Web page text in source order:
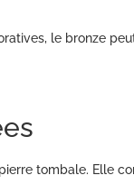
le bronze
tombale. Elle